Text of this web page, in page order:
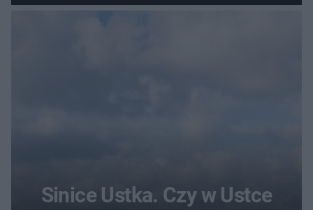
Które kierunki wybierali
Sinice Ustka. Czy w Ustce